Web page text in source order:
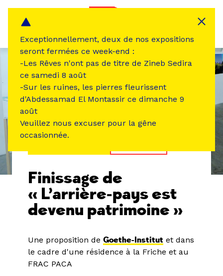
Finissage de
« L’arrière-pays est
devenu patrimoine »
Une proposition de Goethe-Institut et dans
le cadre d'une résidence à la Friche et au
FRAC PACA
Exceptionnellement, deux de nos expositions
seront fermées ce week-end :
-Les Rêves n'ont pas de titre de Zineb Sedira
ce samedi 8 août
-Sur les ruines, les pierres fleurissent
d'Abdessamad El Montassir ce dimanche 9
août
Veuillez nous excuser pour la gêne
occasionnée.
Panneau de gestion des cookies